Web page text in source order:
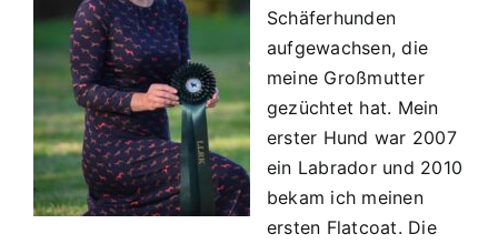
Schäferhunden
aufgewachsen, die
meine Großmutter
gezüchtet hat. Mein
erster Hund war 2007
ein Labrador und 2010
bekam ich meinen
ersten Flatcoat. Die